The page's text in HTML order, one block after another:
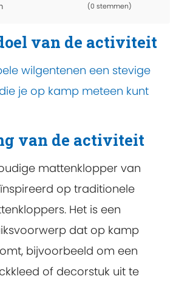
(0 stemmen)
van de activiteit
wilgentenen een stevige
je op kamp meteen kunt
van de activiteit
mattenklopper van
op traditionele
Het is een
dat op kamp
bijvoorbeeld om een
of decorstuk uit te